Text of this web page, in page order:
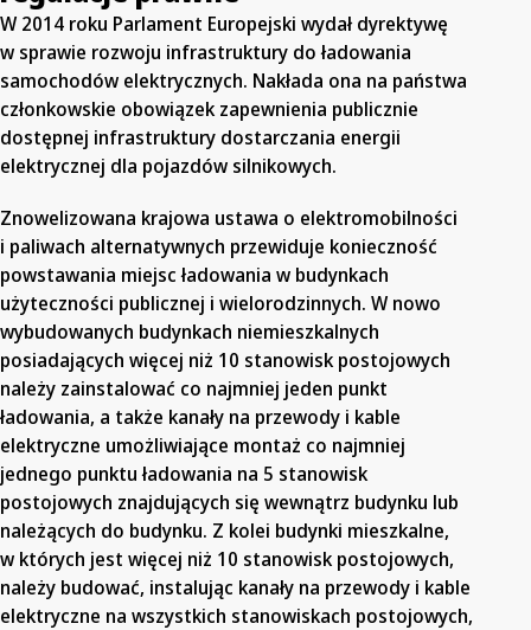
W 2014 roku Parlament Europejski wydał dyrektywę
w sprawie rozwoju infrastruktury do ładowania
samochodów elektrycznych. Nakłada ona na państwa
członkowskie obowiązek zapewnienia publicznie
dostępnej infrastruktury dostarczania energii
elektrycznej dla pojazdów silnikowych.
Znowelizowana krajowa ustawa o elektromobilności
i paliwach alternatywnych przewiduje konieczność
powstawania miejsc ładowania w budynkach
użyteczności publicznej i wielorodzinnych. W nowo
wybudowanych budynkach niemieszkalnych
posiadających więcej niż 10 stanowisk postojowych
należy zainstalować co najmniej jeden punkt
ładowania, a także kanały na przewody i kable
elektryczne umożliwiające montaż co najmniej
jednego punktu ładowania na 5 stanowisk
postojowych znajdujących się wewnątrz budynku lub
należących do budynku. Z kolei budynki mieszkalne,
w których jest więcej niż 10 stanowisk postojowych,
należy budować, instalując kanały na przewody i kable
elektryczne na wszystkich stanowiskach postojowych,